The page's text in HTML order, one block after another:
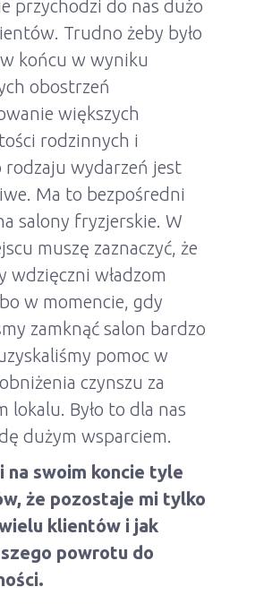
przychodzi do nas dużo
Trudno żeby było
końcu w wyniku
obostrzeń
większych
rodzinnych i
rodzaju wydarzeń jest
Ma to bezpośredni
salony fryzjerskie. W
muszę zaznaczyć, że
wdzięczni władzom
w momencie, gdy
zamknąć salon bardzo
pomoc w
czynszu za
lokalu. Było to dla nas
dużym wsparciem.
na swoim koncie tyle
że pozostaje mi tylko
klientów i jak
powrotu do